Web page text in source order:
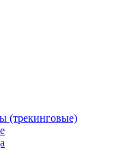
(трекинговые)